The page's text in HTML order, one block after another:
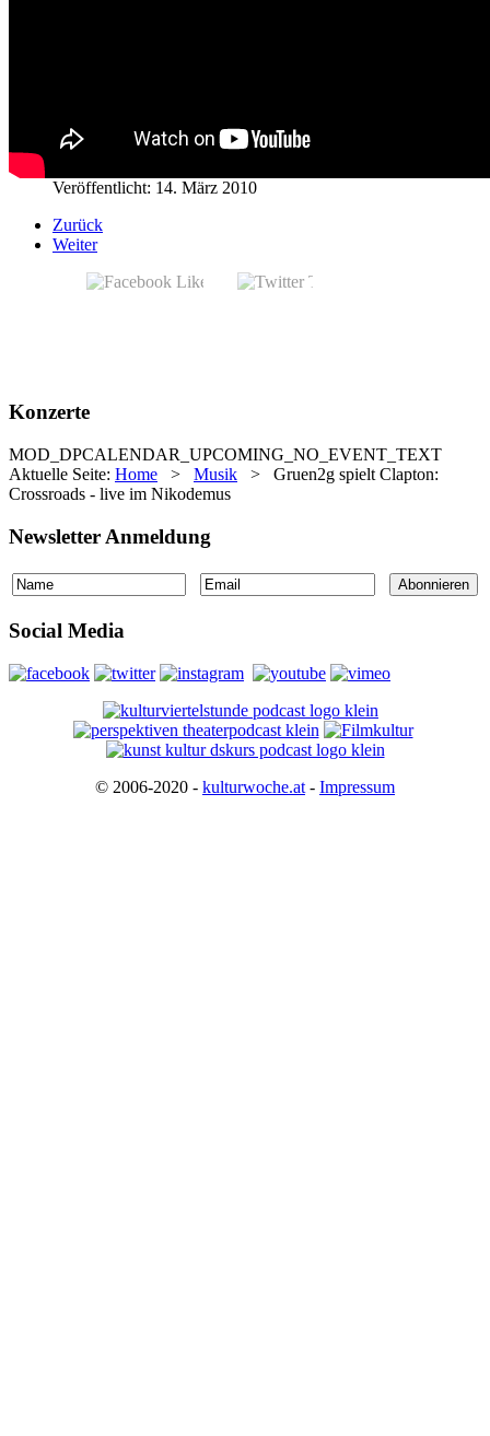
Veröffentlicht: 14. März 2010
Zurück
Weiter
Konzerte
MOD_DPCALENDAR_UPCOMING_NO_EVENT_TEXT
Aktuelle Seite: Home > Musik > Gruen2g spielt Clapton:
Crossroads - live im Nikodemus
Newsletter Anmeldung
Social Media
© 2006-2020 - kulturwoche.at - Impressum